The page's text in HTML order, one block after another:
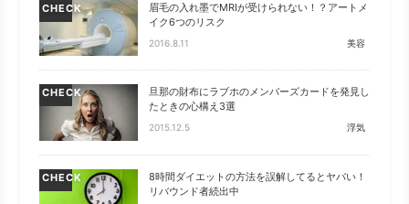
CHECK
眉毛の入れ墨でMRIが受けられない！？アートメ
イク6つのリスク
2016.8.11 美容
CHECK
旦那の財布にラブホのメンバーズカードを発見し
たときの心構え3選
2015.12.5 浮気
CHECK
8時間ダイエットの方法を誤解してるとヤバい！
リバウンド者続出中